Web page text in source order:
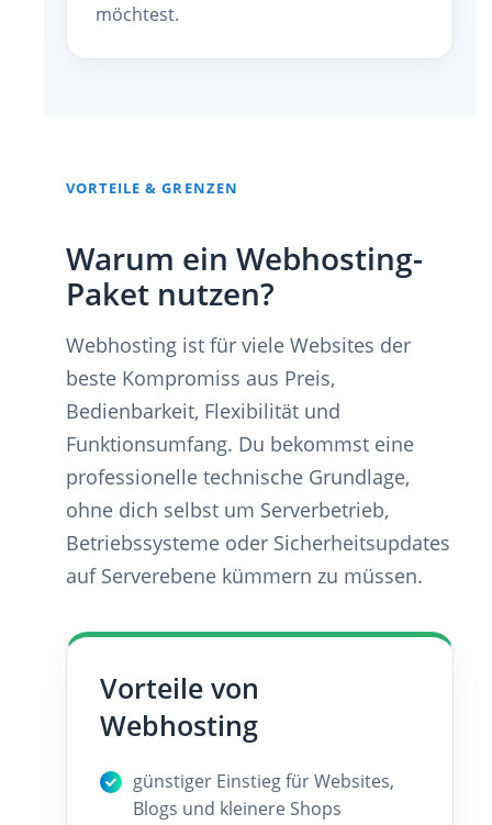
möchtest.
VORTEILE & GRENZEN
Warum ein Webhosting-
Paket nutzen?
Webhosting ist für viele Websites der
beste Kompromiss aus Preis,
Bedienbarkeit, Flexibilität und
Funktionsumfang. Du bekommst eine
professionelle technische Grundlage,
ohne dich selbst um Serverbetrieb,
Betriebssysteme oder Sicherheitsupdates
auf Serverebene kümmern zu müssen.
Vorteile von
Webhosting
günstiger Einstieg für Websites,
Blogs und kleinere Shops